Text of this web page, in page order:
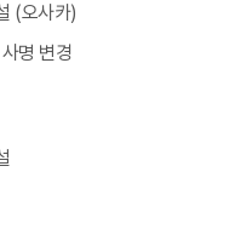
(오사카)
명 변경